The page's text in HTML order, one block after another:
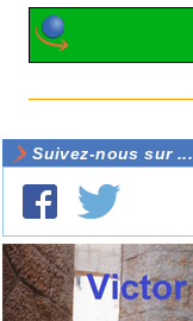
Suivez-nous sur ...